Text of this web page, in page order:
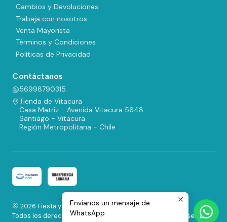
· Cambios y Devoluciones
· Trabaja con nosotros
· Venta Mayorista
· Términos y Condiciones
· Políticas de Privacidad
Contáctanos
56998790315
Tienda de Vitacura
Casa Matriz - Avenida Vitacura 5648
Santiago - Vitacura
Región Metropolitana - Chile
2026 Fiesta y Regalos.
Todos los derechos reservados.
Desarrollado por Jumpseller.
Envíanos un mensaje de
WhatsApp